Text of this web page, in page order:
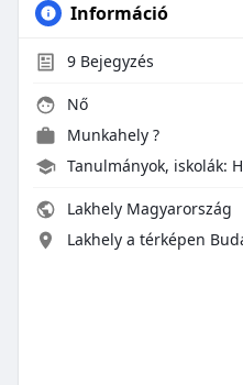
Információ
9Bejegyzés
Nő
Munkahely ?
Tanulmányok, iskolák:
Lakhely Magyarország
Lakhely a térképen